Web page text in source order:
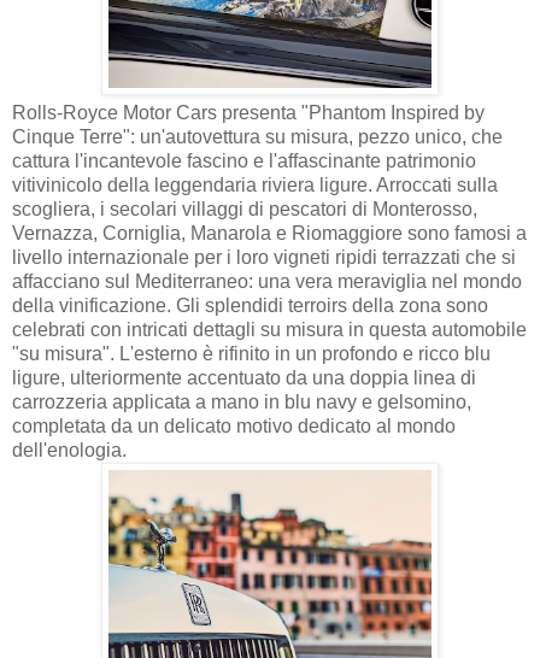
Rolls-Royce Motor Cars presenta "Phantom Inspired by
Cinque Terre": un'autovettura su misura, pezzo unico, che
cattura l'incantevole fascino e l'affascinante patrimonio
vitivinicolo della leggendaria riviera ligure. Arroccati sulla
scogliera, i secolari villaggi di pescatori di Monterosso,
Vernazza, Corniglia, Manarola e Riomaggiore sono famosi a
livello internazionale per i loro vigneti ripidi terrazzati che si
affacciano sul Mediterraneo: una vera meraviglia nel mondo
della vinificazione. Gli splendidi terroirs della zona sono
celebrati con intricati dettagli su misura in questa automobile
"su misura". L'esterno è rifinito in un profondo e ricco blu
ligure, ulteriormente accentuato da una doppia linea di
carrozzeria applicata a mano in blu navy e gelsomino,
completata da un delicato motivo dedicato al mondo
dell'enologia.